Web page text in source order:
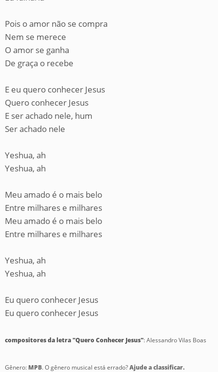
Pois o amor não se compra
Nem se merece
O amor se ganha
De graça o recebe
E eu quero conhecer Jesus
Quero conhecer Jesus
E ser achado nele, hum
Ser achado nele
Yeshua, ah
Yeshua, ah
Meu amado é o mais belo
Entre milhares e milhares
Meu amado é o mais belo
Entre milhares e milhares
Yeshua, ah
Yeshua, ah
Eu quero conhecer Jesus
Eu quero conhecer Jesus
compositores da letra "Quero Conhecer Jesus": Alessandro Vilas Boas
Gênero: MPB. O gênero musical está errado?Ajude a classificar.